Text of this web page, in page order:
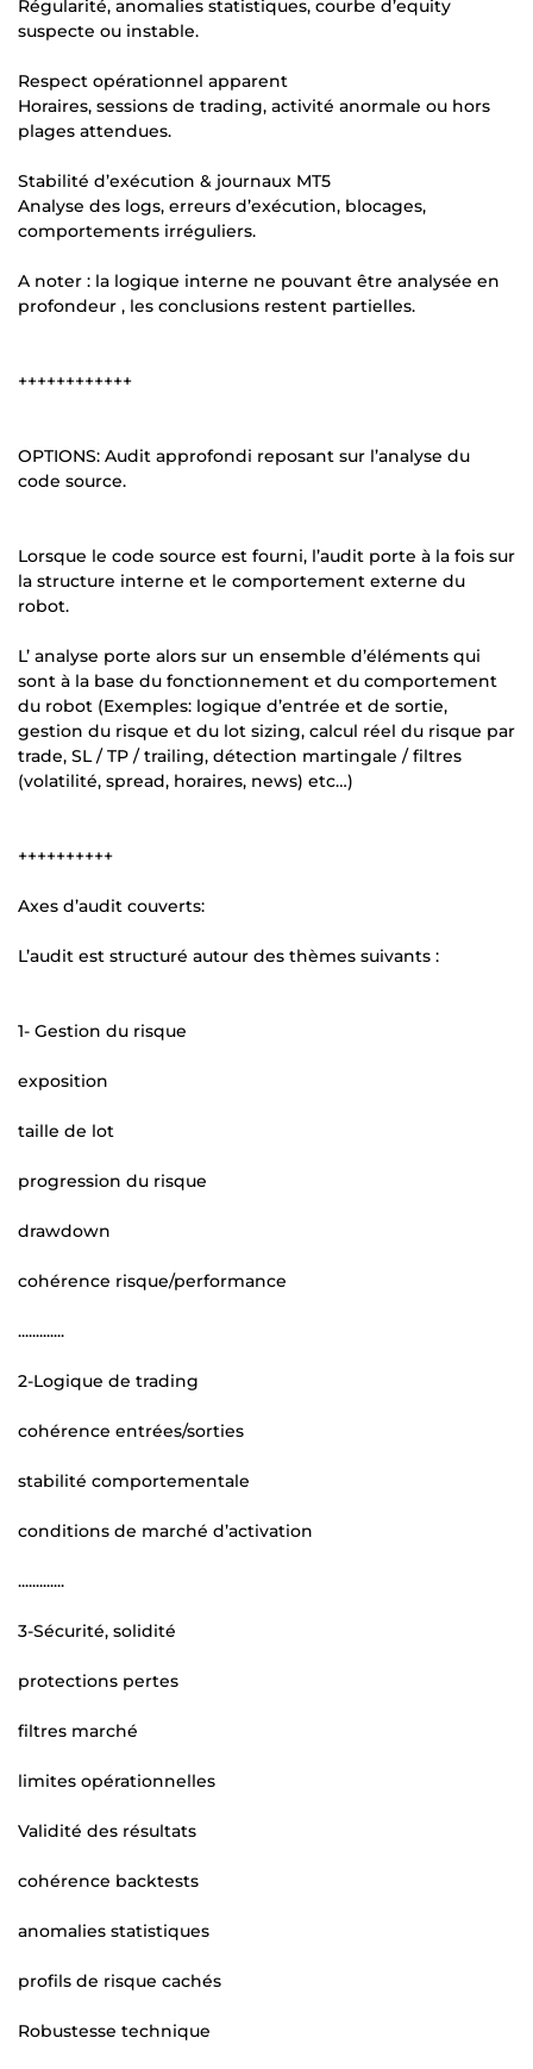
Régularité, anomalies statistiques, courbe d’equity
suspecte ou instable.
Respect opérationnel apparent
Horaires, sessions de trading, activité anormale ou hors
plages attendues.
Stabilité d’exécution & journaux MT5
Analyse des logs, erreurs d’exécution, blocages,
comportements irréguliers.
A noter : la logique interne ne pouvant être analysée en
profondeur , les conclusions restent partielles.
++++++++++++
OPTIONS: Audit approfondi reposant sur l’analyse du
code source.
Lorsque le code source est fourni, l’audit porte à la fois sur
la structure interne et le comportement externe du
robot.
L’ analyse porte alors sur un ensemble d’éléments qui
sont à la base du fonctionnement et du comportement
du robot (Exemples: logique d’entrée et de sortie,
gestion du risque et du lot sizing, calcul réel du risque par
trade, SL / TP / trailing, détection martingale / filtres
(volatilité, spread, horaires, news) etc…)
++++++++++
Axes d’audit couverts:
L’audit est structuré autour des thèmes suivants :
1- Gestion du risque
exposition
taille de lot
progression du risque
drawdown
cohérence risque/performance
.............
2-Logique de trading
cohérence entrées/sorties
stabilité comportementale
conditions de marché d’activation
.............
3-Sécurité, solidité
protections pertes
filtres marché
limites opérationnelles
Validité des résultats
cohérence backtests
anomalies statistiques
profils de risque cachés
Robustesse technique